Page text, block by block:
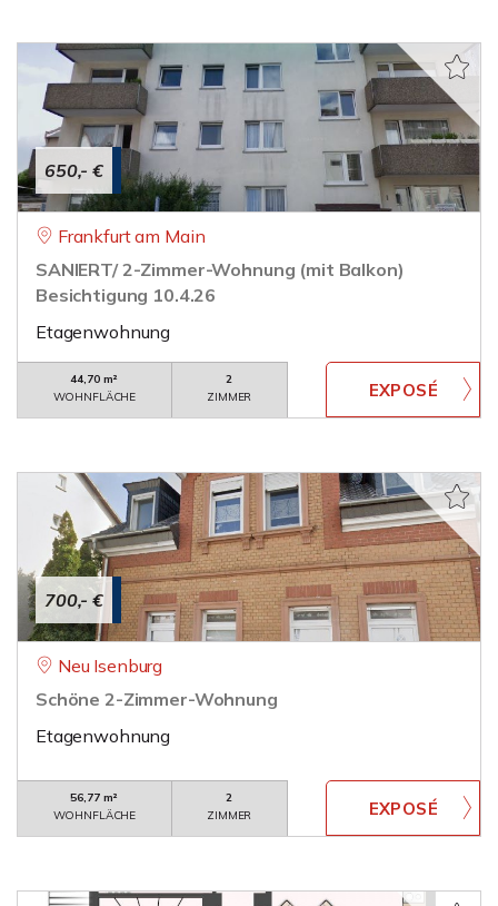
650,- €
Frankfurt am Main
SANIERT/ 2-Zimmer-Wohnung (mit Balkon)
Besichtigung 10.4.26
Etagenwohnung
44,70 m²
WOHNFLÄCHE
2
ZIMMER
700,- €
Neu Isenburg
Schöne 2-Zimmer-Wohnung
Etagenwohnung
56,77 m²
WOHNFLÄCHE
2
ZIMMER